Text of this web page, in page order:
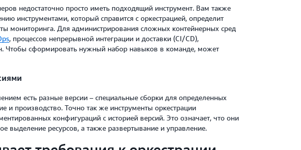
недостаточно просто иметь подходящий инструмент. Вам также
инструментами, который справится с оркестрацией, определит
мониторинга. Для администрирования сложных контейнерных сред
, процессов непрерывной интеграции и доставки (CI/CD),
Чтобы сформировать нужный набор навыков в команде, может
есть разные версии – специальные сборки для определенных
и производство. Точно так же инструменты оркестрации
конфигураций с историей версий. Это означает, что они
выделение ресурсов, а также развертывание и управление.